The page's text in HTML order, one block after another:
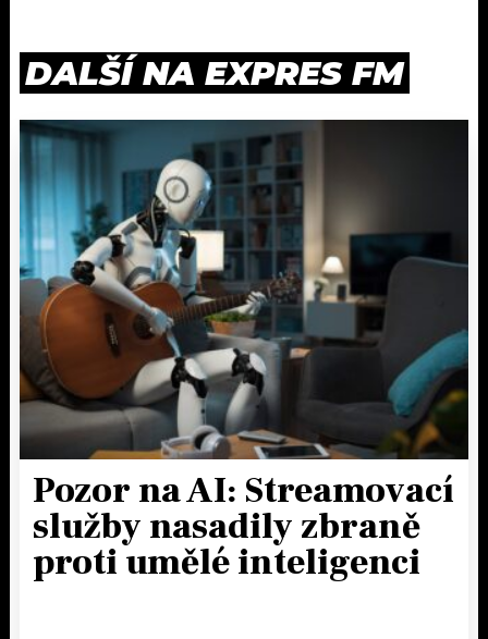
DALŠÍ NA EXPRES FM
Pozor na AI: Streamovací
služby nasadily zbraně
proti umělé inteligenci